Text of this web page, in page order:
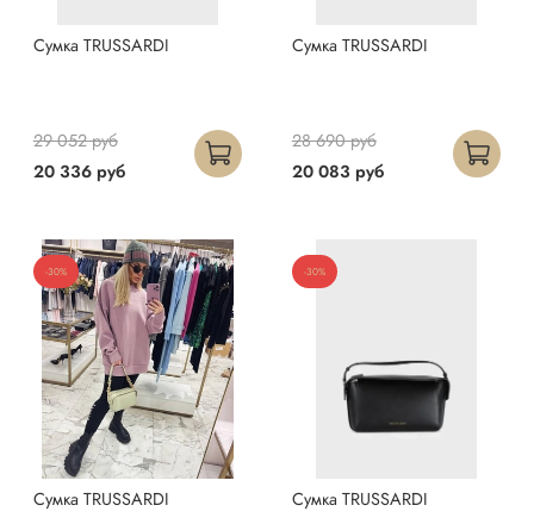
Сумка TRUSSARDI
20 336 руб
29 052 руб
Сумка TRUSSARDI
20 083 руб
28 690 руб
-30%
Сумка TRUSSARDI
-30%
Сумка TRUSSARDI